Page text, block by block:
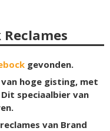
gevonden.
hoge gisting, met
speciaalbier van
van Brand